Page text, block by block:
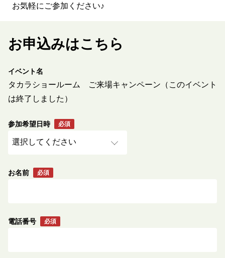
お気軽にご参加ください♪
お申込みはこちら
イベント名
タカラショールーム ご来場キャンペーン（このイベント
は終了しました）
参加希望日時
お名前
電話番号